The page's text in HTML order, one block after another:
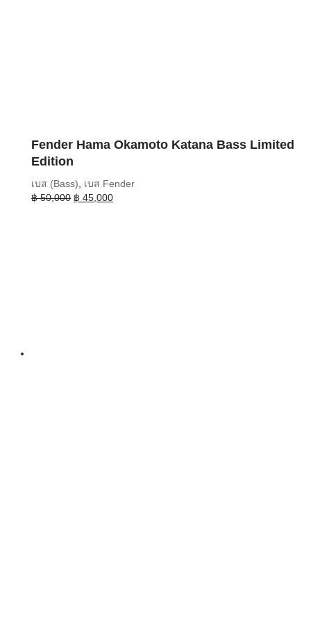
Fender Hama Okamoto Katana Bass Limited
Edition
เบส (Bass)
เบส Fender
฿50,000 Original
฿ 45,000Current